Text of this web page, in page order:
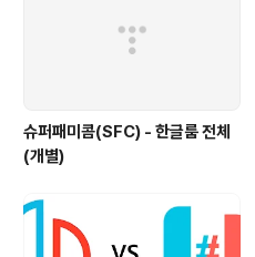
슈퍼패미콤(SFC) - 한글룸 전체
(개별)